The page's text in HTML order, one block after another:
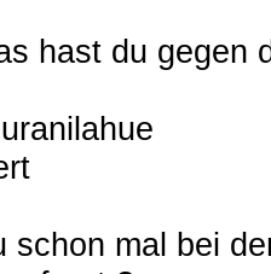
hast du gegen
schon mal bei